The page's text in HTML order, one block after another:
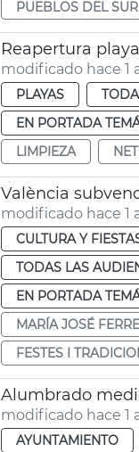
PUEBLOS DEL SUR
Reapertura
modificado hace 1
PLAYAS
EN PORTADA
LIMPIEZA
València
modificado hace 1
CULTURA Y
TODAS LAS
EN PORTADA
MARÍA JOSÉ
FESTES I
Alumbrado
modificado hace 1
AYUNTAMIENTO